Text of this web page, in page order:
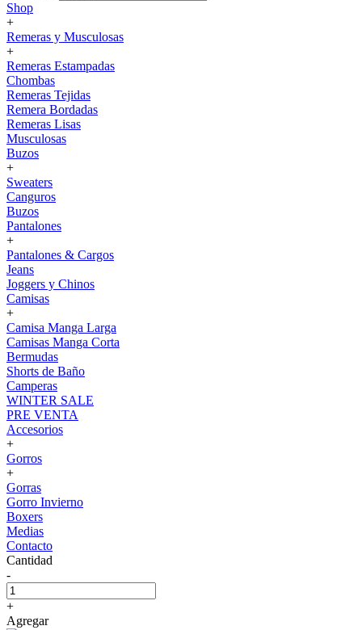
Shop
+
Remeras y Musculosas
+
Remeras Estampadas
Chombas
Remeras Tejidas
Remera Bordadas
Remeras Lisas
Musculosas
Buzos
+
Sweaters
Canguros
Buzos
Pantalones
+
Pantalones & Cargos
Jeans
Joggers y Chinos
Camisas
+
Camisa Manga Larga
Camisas Manga Corta
Bermudas
Shorts de Baño
Camperas
WINTER SALE
PRE VENTA
Accesorios
+
Gorros
+
Gorras
Gorro Invierno
Boxers
Medias
Contacto
Cantidad
-
+
Agregar